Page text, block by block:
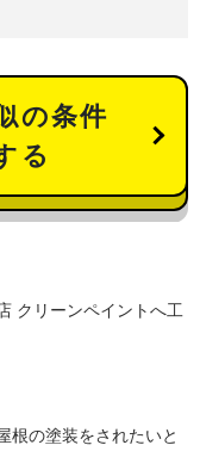
の条件
る
クリーンペイントへ工
根の塗装をされたいと